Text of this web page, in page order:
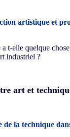
artistique et
t-elle quelque
industriel ?
art et
de la technique